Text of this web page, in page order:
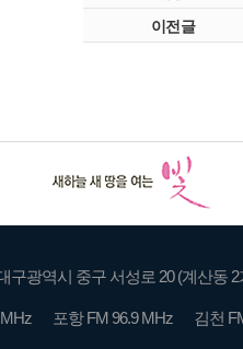
이전글
구광역시 중구 서성로 20 (계산동 2
포항 FM 96.9 MHz
김천